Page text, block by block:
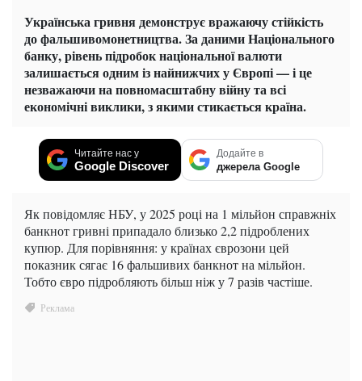
Українська гривня демонструє вражаючу стійкість
до фальшивомонетництва. За даними Національного
банку, рівень підробок національної валюти
залишається одним із найнижчих у Європі — і це
незважаючи на повномасштабну війну та всі
економічні виклики, з якими стикається країна.
Читайте нас у
Google Discover
Додайте в
джерела Google
Як повідомляє НБУ, у 2025 році на 1 мільйон справжніх
банкнот гривні припадало близько 2,2 підроблених
купюр. Для порівняння: у країнах єврозони цей
показник сягає 16 фальшивих банкнот на мільйон.
Тобто євро підробляють більш ніж у 7 разів частіше.